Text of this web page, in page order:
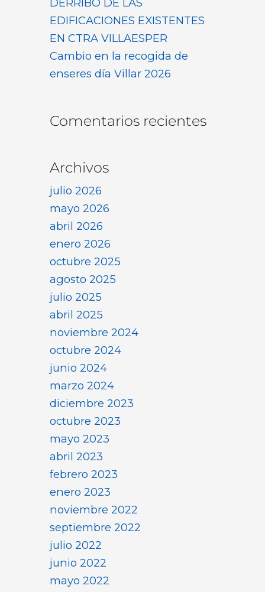
EDIFICACIONES EXISTENTES
EN CTRA VILLAESPER
Cambio en la recogida de
enseres día Villar 2026
Comentarios recientes
Archivos
julio 2026
mayo 2026
abril 2026
enero 2026
octubre 2025
agosto 2025
julio 2025
abril 2025
noviembre 2024
octubre 2024
junio 2024
marzo 2024
diciembre 2023
octubre 2023
mayo 2023
abril 2023
febrero 2023
enero 2023
noviembre 2022
septiembre 2022
julio 2022
junio 2022
mayo 2022